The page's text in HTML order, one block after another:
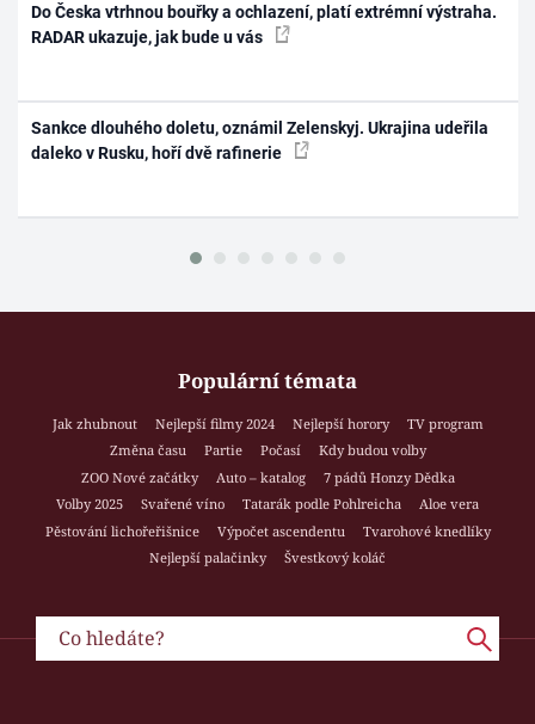
Do Česka vtrhnou bouřky a ochlazení, platí extrémní výstraha.
RADAR ukazuje, jak bude u vás
Sankce dlouhého doletu, oznámil Zelenskyj. Ukrajina udeřila
daleko v Rusku, hoří dvě rafinerie
Populární témata
Jak zhubnout Nejlepší filmy 2024 Nejlepší horory
TV program
Změna času
Partie Počasí
Kdy budou volby
ZOO Nové začátky
Auto – katalog
7 pádů Honzy Dědka
Volby 2025
Svařené víno Tatarák podle Pohlreicha
Aloe vera
Pěstování lichořeřišnice
Výpočet ascendentu
Tvarohové knedlíky
Nejlepší palačinky
Švestkový koláč